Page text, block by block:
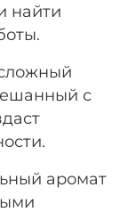
найти
с
аромат